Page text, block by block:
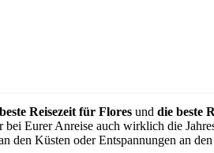
beste Reisezeit für Flores und die beste
bei Eurer Anreise auch wirklich die
den Küsten oder Entspannungen an